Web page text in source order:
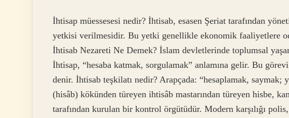
İhtisap müessesesi nedir? İhtisab, esasen Şeriat tarafından
yetkisi verilmesidir. Bu yetki genellikle ekonomik faaliyetlere
İhtisab Nezareti Ne Demek? İslam devletlerinde toplumsal
İhtisap, “hesaba katmak, sorgulamak” anlamına gelir. Bu
denir. İhtisab teşkilatı nedir? Arapçada: “hesaplamak, saymak;
(hisâb) kökünden türeyen ihtisâb mastarından türeyen hisbe,
tarafından kurulan bir kontrol örgütüdür. Modern karşılığı